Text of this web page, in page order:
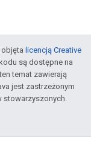
licencją Creative
są dostępne na
temat zawierają
jest zastrzeżonym
stowarzyszonych.